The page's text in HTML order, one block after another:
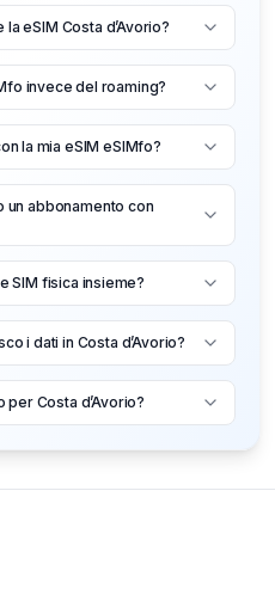
eSIM Costa d’Avorio?
invece del roaming?
la mia eSIM eSIMfo?
un abbonamento con
SIM fisica insieme?
i dati in Costa d’Avorio?
per Costa d’Avorio?